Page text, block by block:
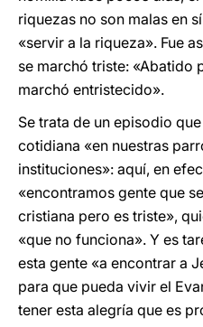
riquezas no son malas en
«servir a la riqueza». Fue
se marchó triste: «Abatido
marchó entristecido».
Se trata de un episodio
cotidiana «en nuestras
instituciones»: aquí, en
«encontramos gente que
cristiana pero es triste»,
«que no funciona». Y es
esta gente «a encontrar a
para que pueda vivir el
tener esta alegría que es